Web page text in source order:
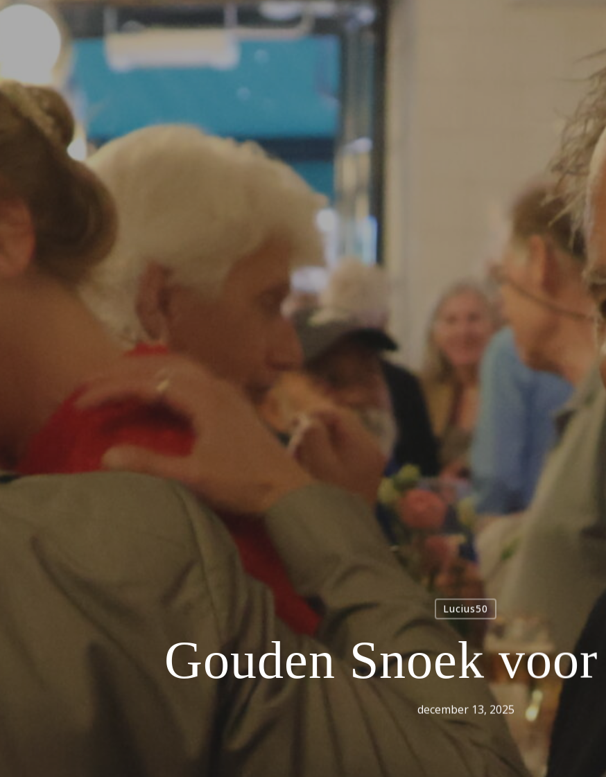
Lucius50
Gouden Snoek
december 13, 2025